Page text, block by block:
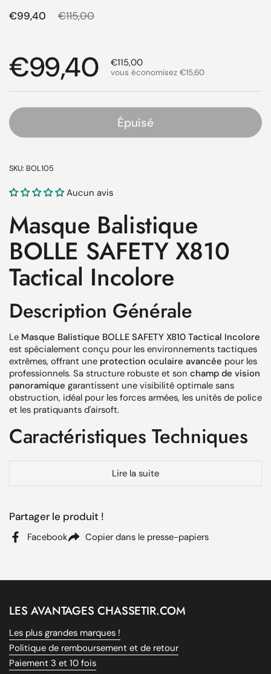
Prix régulier
€99,40 Prix de solde
€115,00
Prix régulier
€99,40 Prix de solde
€115,00
vous économisez €15,60
Épuisé
SKU: BOL105
Aucun avis
Masque Balistique
BOLLE SAFETY X810
Tactical Incolore
Description Générale
Le Masque Balistique BOLLE SAFETY X810 Tactical Incolore
est spécialement conçu pour les environnements tactiques
extrêmes, offrant une protection oculaire avancée pour les
professionnels. Sa structure robuste et son champ de vision
panoramique garantissent une visibilité optimale sans
obstruction, idéal pour les forces armées, les unités de police
et les pratiquants d'airsoft.
Caractéristiques Techniques
Protection balistique supérieurepour une sécurité
Système de
formation de buée
les besoins d'utilisation
Système dedégagement rapidepour un enlèvement
facile
Lire la suite
Partager le produit !
Facebook Copier dans le presse-papiers
LES AVANTAGES CHASSETIR.COM
Les plus grandes marques !
Politique de remboursement et de retour
Paiement 3 et 10 fois